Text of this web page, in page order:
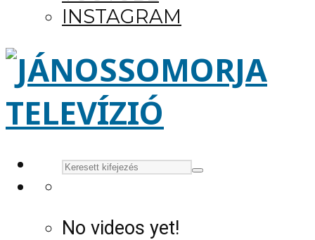
INSTAGRAM
No videos yet!